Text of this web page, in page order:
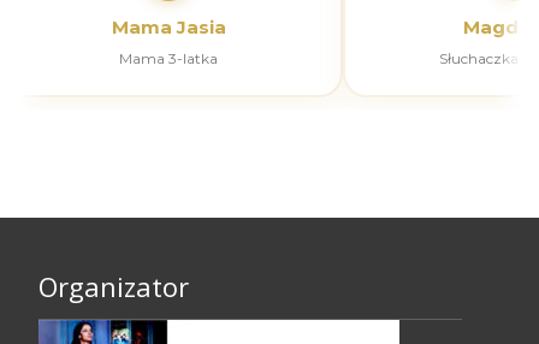
Mama Jasia
Mama 3-latka Słuchaczka
Organizator